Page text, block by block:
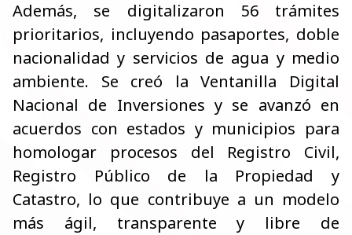
Además, se digitalizaron 56 trámites
prioritarios, incluyendo pasaportes, doble
nacionalidad y servicios de agua y medio
ambiente. Se creó la Ventanilla Digital
Nacional de Inversiones y se avanzó en
acuerdos con estados y municipios para
homologar procesos del Registro Civil,
Registro Público de la Propiedad y
Catastro, lo que contribuye a un modelo
más ágil, transparente y libre de